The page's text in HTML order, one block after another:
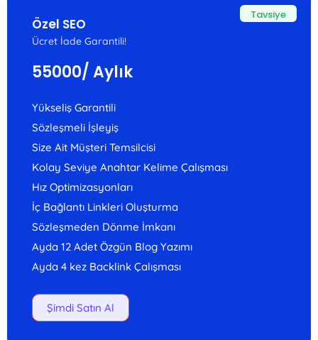
Özel SEO
Tavsiye
Ücret İade Garantili!
55000/ Aylık
Yükseliş Garantili
Sözleşmeli İşleyiş
Size Ait Müşteri Temsilcisi
Kolay Seviye Anahtar Kelime Çalışması
Hız Optimizasyonları
İç Bağlantı Linkleri Oluşturma
Sözleşmeden Dönme İmkanı
Ayda 12 Adet Özgün Blog Yazımı
Ayda 4 kez Backlink Çalışması
Şimdi Satın Al